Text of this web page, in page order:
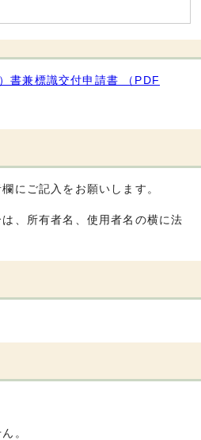
書兼標識交付申請書 （PDF
にご記入をお願いします。
、所有者名、使用者名の横に法
。